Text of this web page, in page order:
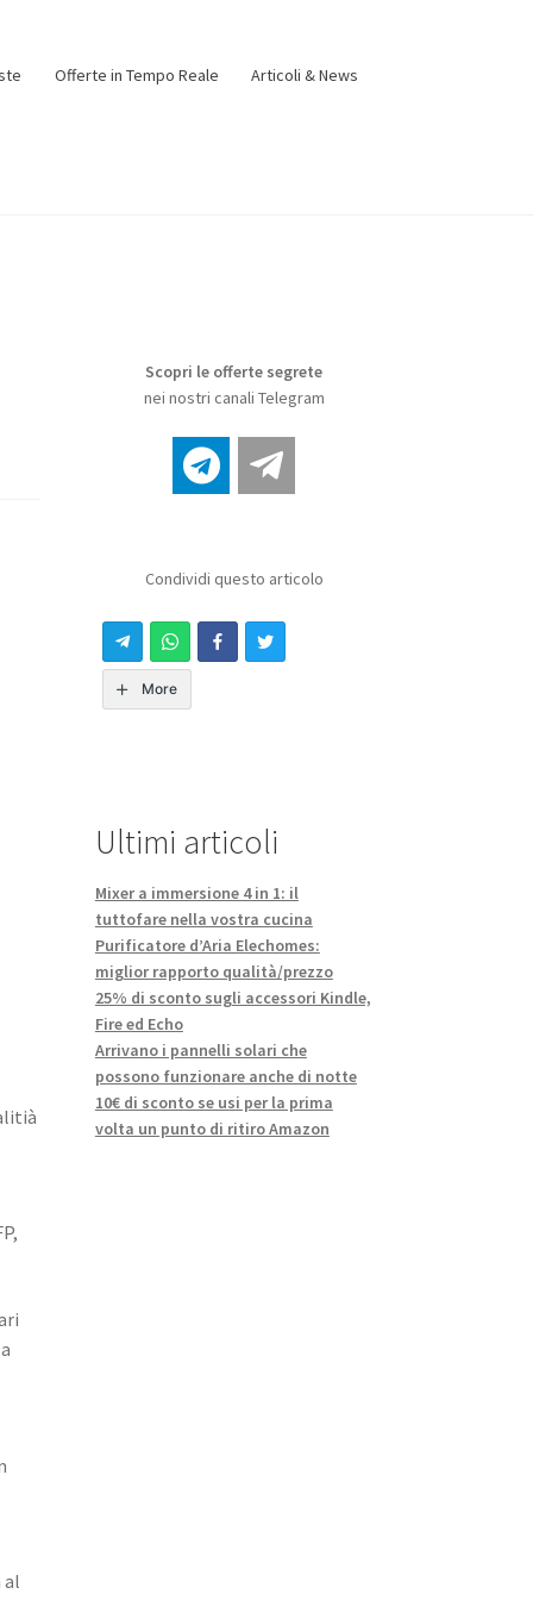
Offerte in Tempo Reale Articoli & News
al
Scopri le offerte segrete
nei nostri canali Telegram
Condividi questo articolo
More
Ultimi articoli
Mixer a immersione 4 in 1: il
tuttofare nella vostra cucina
Purificatore d’Aria Elechomes:
miglior rapporto qualità/prezzo
25% di sconto sugli accessori Kindle,
Fire ed Echo
Arrivano i pannelli solari che
possono funzionare anche di notte
10€ di sconto se usi per la prima
volta un punto di ritiro Amazon